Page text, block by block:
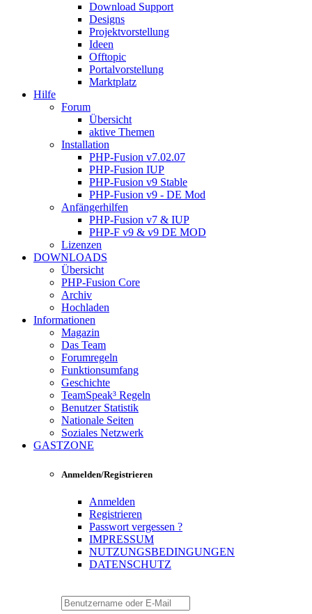
Download Support
Designs
Projektvorstellung
Ideen
Offtopic
Portalvorstellung
Marktplatz
Hilfe
Forum
Übersicht
aktive Themen
Installation
PHP-Fusion v7.02.07
PHP-Fusion IUP
PHP-Fusion v9 Stable
PHP-Fusion v9 - DE Mod
Anfängerhilfen
PHP-Fusion v7 & IUP
PHP-F v9 & v9 DE MOD
Lizenzen
DOWNLOADS
Übersicht
PHP-Fusion Core
Archiv
Hochladen
Informationen
Magazin
Das Team
Forumregeln
Funktionsumfang
Geschichte
TeamSpeak³ Regeln
Benutzer Statistik
Nationale Seiten
Soziales Netzwerk
GASTZONE
Anmelden/Registrieren
Anmelden
Registrieren
Passwort vergessen ?
IMPRESSUM
NUTZUNGSBEDINGUNGEN
DATENSCHUTZ